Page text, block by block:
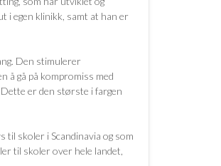
i egen klinikk, samt at han er
Den stimulerer
å gå på kompromiss med
er den største i fargen
til skoler i Scandinavia og som
til skoler over hele landet,